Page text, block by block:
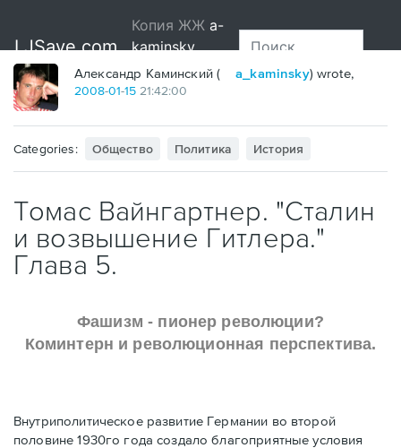
Александр Каминский ( a_kaminsky) wrote,
2008-01-15 21:42:00
Categories: Общество Политика История
Томас Вайнгартнер. "Сталин
и возвышение Гитлера."
Глава 5.
Фашизм - пионер революции?
Коминтерн и революционная перспектива.
Внутриполитическое развитие Германии во второй
половине 1930го года создало благоприятные условия